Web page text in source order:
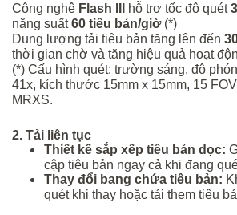
Công nghệ Flash III hỗ trợ tốc độ quét
năng suất60 tiêu bản/giờ(*)
Dung lượng tải tiêu bản tăng lên đến
thời gian chờ và tăng hiệu quả hoạt
(*) Cấu hình quét: trường sáng, độ
41x, kích thước 15mm x 15mm, 15
MRXS.
2. Tải liên tục
Thiết kế sắp xếp tiêu bản dọc:
cập tiêu bản ngay cả khi đang
Thay đổi bang chứa tiêu bản:
quét khi thay hoặc tải them tiêu